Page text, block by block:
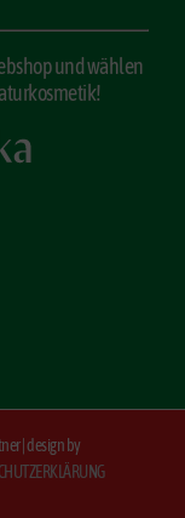
und wählen
| design by